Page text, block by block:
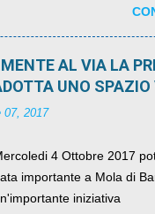
AL VIA LA
UNO SPAZIO
07, 2017
4 Ottobre 2017
importante a Mola di
iniziativa